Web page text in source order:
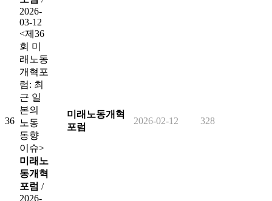
2026-
03-12
36
<제36
회 미
래노동
개혁포
럼: 최
근 일
본의
노동
동향
이슈>
미래노
동개혁
포럼 /
2026-
미래노동개혁
포럼
2026-02-12 328